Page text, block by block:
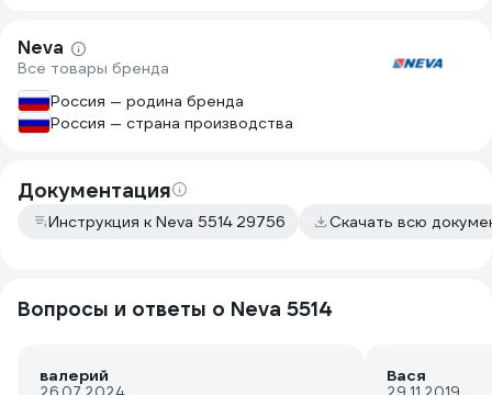
Neva
Все товары бренда
Россия — родина бренда
Россия — страна производства
Документация
Инструкция к Neva 5514 29756 Скачать всю
Вопросы и ответы о Neva 5514
валерий Вася